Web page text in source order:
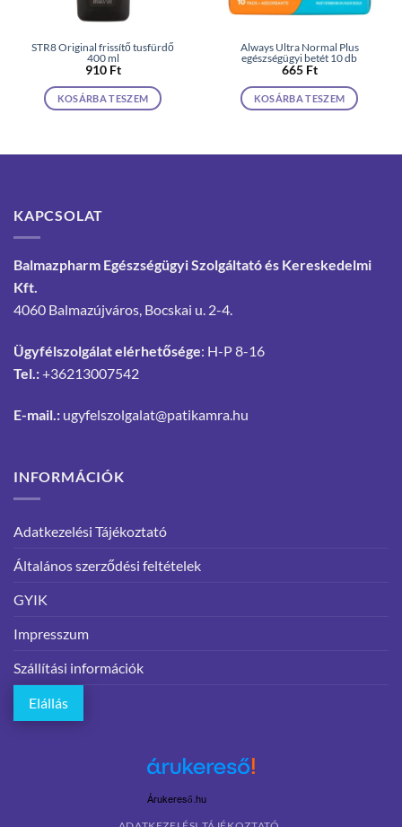
STR8 Original frissítő tusfürdő
400 ml
910 Ft
KOSÁRBA TESZEM
Always Ultra Normal Plus
egészségügyi betét 10 db
665 Ft
KOSÁRBA TESZEM
KAPCSOLAT
Balmazpharm Egészségügyi Szolgáltató és Kereskedelmi
Kft.
4060 Balmazújváros, Bocskai u. 2-4.
Ügyfélszolgálat elérhetősége: H-P 8-16
Tel.:+36213007542
E-mail.: ugyfelszolgalat@patikamra.hu
INFORMÁCIÓK
Adatkezelési Tájékoztató
Általános szerződési feltételek
GYIK
Impresszum
Szállítási információk
Elállás
Árukereső.hu